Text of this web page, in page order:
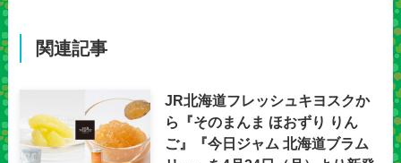
関連記事
JR北海道フレッシュキヨスクか
ら『そのまんま ほおずり りん
ご』『今日ジャム 北海道ブラム